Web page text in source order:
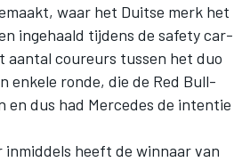
waar het Duitse merk het
ingehaald tijdens de safety car-
aantal coureurs tussen het duo
enkele ronde, die de Red Bull-
dus had Mercedes de intentie
heeft de winnaar van